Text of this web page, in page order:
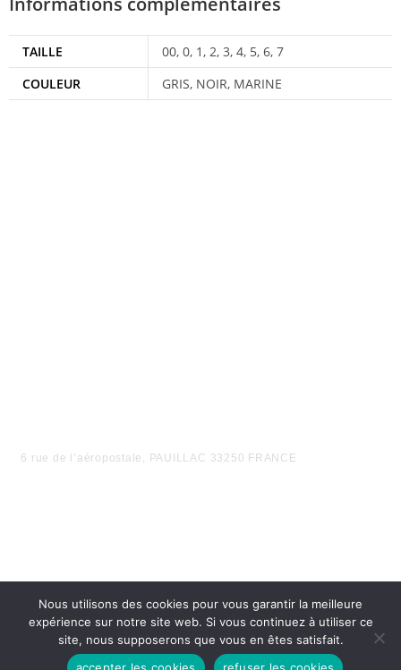
TAILLE
00, 0, 1, 2, 3, 4, 5, 6, 7
COULEUR
GRIS, NOIR, MARINE
6 rue de l’aéropostale, PAUILLAC 33250 FRANCE
Nous utilisons des cookies pour vous garantir la meilleure
expérience sur notre site web. Si vous continuez à utiliser ce
site, nous supposerons que vous en êtes satisfait.
accepter les cookies
refuser les cookies